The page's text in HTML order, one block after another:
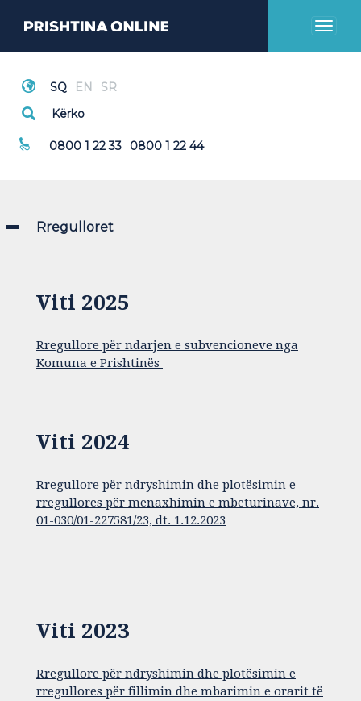
Toggle
Thirrje Emergjente
0800 1 22 33 0800 1 22 44
Rregulloret
Viti 2025
Rregullore për ndarjen e subvencioneve nga
Komuna e Prishtinës
Viti 2024
Rregullore për ndryshimin dhe plotësimin e
rregullores për menaxhimin e mbeturinave, nr.
01-030/01-227581/23, dt. 1.12.2023
Viti 2023
Rregullore për ndryshimin dhe plotësimin e
rregullores për fillimin dhe mbarimin e orarit të